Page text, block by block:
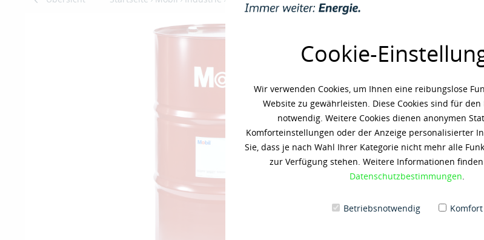
Cookie-
Wir verwenden Cookies, um Ihnen eine reibungslose
Website zu gewährleisten. Diese Cookies sind für
notwendig. Weitere Cookies dienen anonymen
Komforteinstellungen oder der Anzeige personalisierter
Sie, dass je nach Wahl Ihrer Kategorie nicht mehr alle
zur Verfügung stehen. Weitere Informationen
Datenschutzbestimmungen.
Betriebsnotwendig Komfort
Inhalt: 208 Liter
Artikel-Nr.:
1
Auf den